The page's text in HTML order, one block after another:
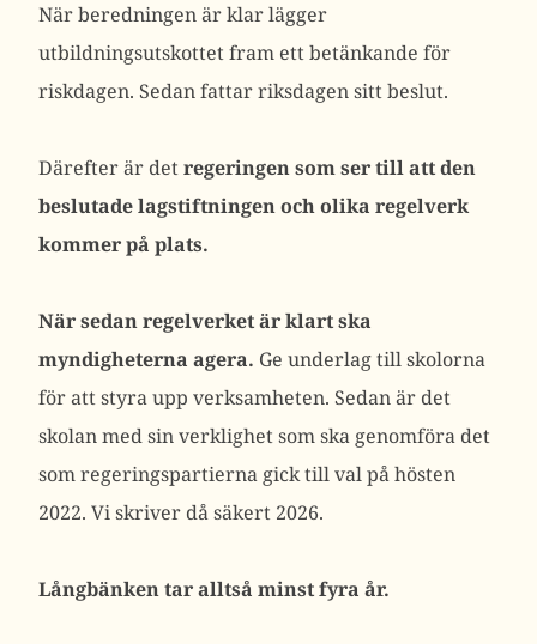
När beredningen är klar lägger
utbildningsutskottet fram ett betänkande för
riskdagen. Sedan fattar riksdagen sitt beslut.
Därefter är detregeringen som ser till att den
beslutade lagstiftningen och olika regelverk
kommer på plats.
När sedan regelverket är klart ska
myndigheterna agera. Ge underlag till skolorna
för att styra upp verksamheten. Sedan är det
skolan med sin verklighet som ska genomföra det
som regeringspartierna gick till val på hösten
2022. Vi skriver då säkert 2026.
Långbänken tar alltså minst fyra år.